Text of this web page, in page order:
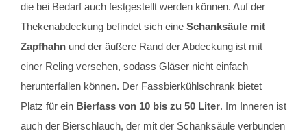
die bei Bedarf auch festgestellt werden können. Auf der
Thekenabdeckung befindet sich eine Schanksäule mit
Zapfhahn und der äußere Rand der Abdeckung ist mit
einer Reling versehen, sodass Gläser nicht einfach
herunterfallen können. Der Fassbierkühlschrank bietet
Platz für ein Bierfass von 10 bis zu 50 Liter. Im Inneren ist
auch der Bierschlauch, der mit der Schanksäule verbunden